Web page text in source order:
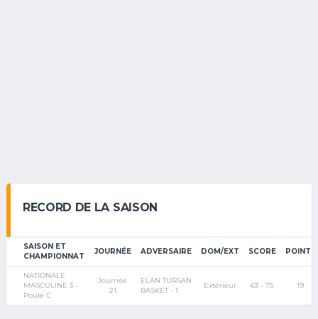
RECORD DE LA SAISON
SAISON ET
CHAMPIONNAT
JOURNÉE ADVERSAIRE DOM/EXT SCORE POINTS
NATIONALE
MASCULINE 3 -
Poule C
Journée
21
ELAN TURSAN
BASKET - 1
Extérieur 63 - 75 19